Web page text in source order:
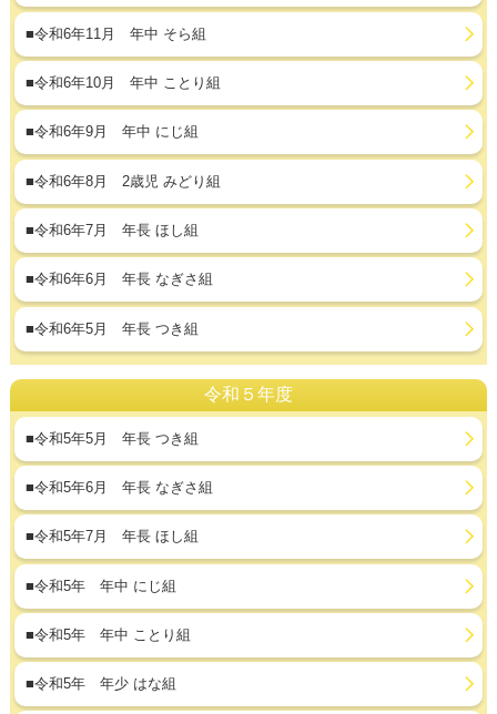
■令和6年11月 年中 そら組
■令和6年10月 年中 ことり組
■令和6年9月 年中 にじ組
■令和6年8月 2歳児 みどり組
■令和6年7月 年長 ほし組
■令和6年6月 年長 なぎさ組
■令和6年5月 年長 つき組
令和５年度
■令和5年5月 年長 つき組
■令和5年6月 年長 なぎさ組
■令和5年7月 年長 ほし組
■令和5年 年中 にじ組
■令和5年 年中 ことり組
■令和5年 年少 はな組